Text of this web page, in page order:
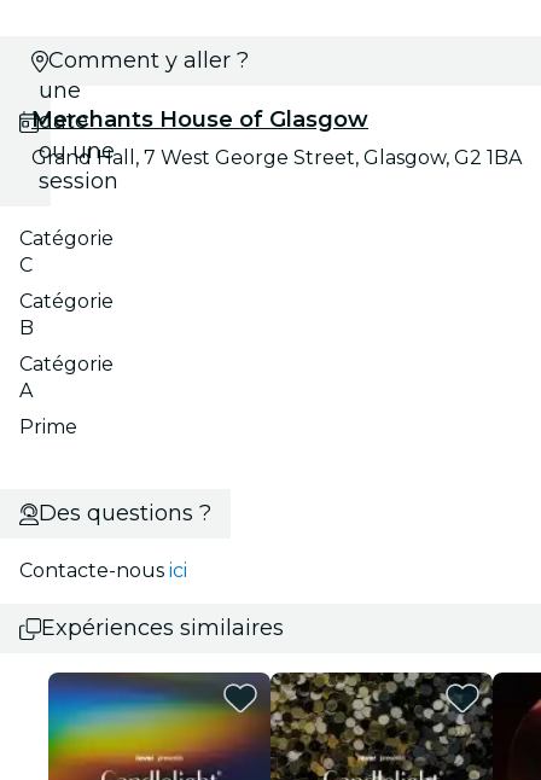
Choisis
une
date
ou une
session
Catégorie
C
Catégorie
B
Catégorie
A
Prime
Comment y aller ?
Merchants House of Glasgow
Grand Hall, 7 West George Street, Glasgow, G2 1BA
Des questions ?
Contacte-nous ici
Expériences similaires